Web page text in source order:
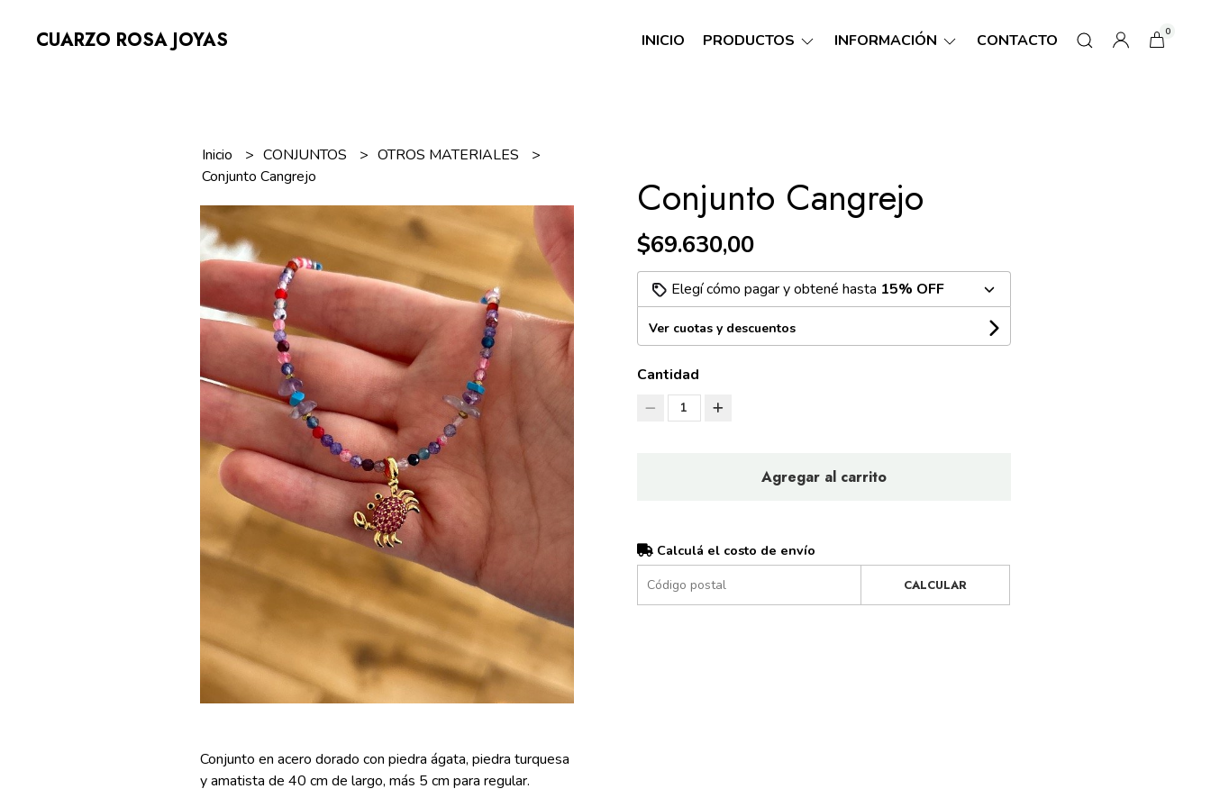
CUARZO ROSA JOYAS INICIO PRODUCTOS INFORMACIÓN CONTACTO 0
Inicio CONJUNTOS
OTROS MATERIALES
Conjunto Cangrejo
Conjunto en acero dorado con piedra ágata, piedra turquesa
y amatista de 40 cm de largo, más 5 cm para regular.
Conjunto Cangrejo
$69.630,00
Elegí cómo pagar y obtené hasta 15% OFF
Ver cuotas y descuentos
Cantidad
1
Agregar al carrito
Calculá el costo de envío
CALCULAR